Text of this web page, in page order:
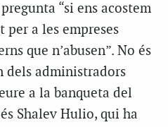
“si ens acostem
a les empreses
que n’abusen”. No és
dels administradors
a la banqueta del
Shalev Hulio, qui ha